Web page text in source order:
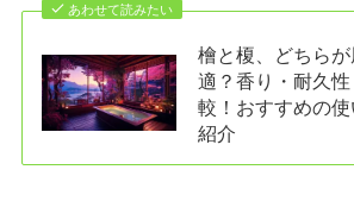
あわせて読みたい
檜と榎、どちら
適？香り・耐久
較！おすすめの
紹介